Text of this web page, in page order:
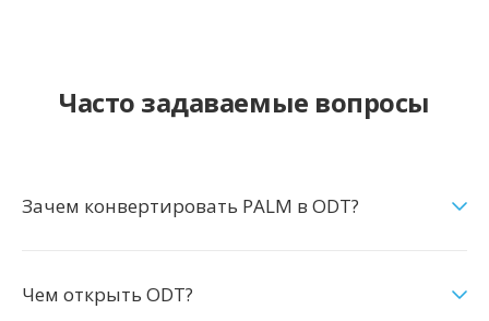
Часто задаваемые вопросы
Зачем конвертировать PALM в ODT?
Чем открыть ODT?